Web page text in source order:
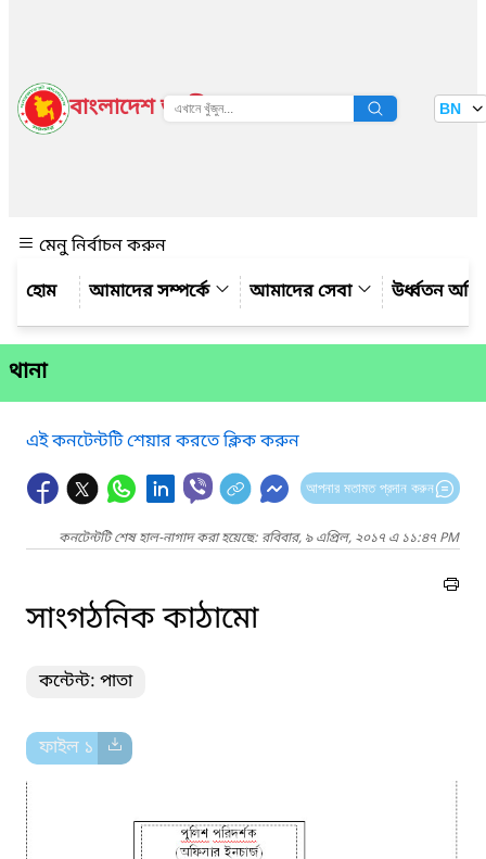
বাংলাদেশ জাতীয় তথ্য বাতায়ন BN
মেনু নির্বাচন করুন
আমাদের সম্পর্কে
আমাদের সেবা উর্ধ্বতন
থানা
এই কনটেন্টটি শেয়ার করতে ক্লিক করুন
আপনার মতামত প্রদান করুন
কনটেন্টটি শেষ হাল-নাগাদ করা হয়েছে: রবিবার, ৯ এপ্রিল, ২০১৭ এ ১১:৪৭ PM
সাংগঠনিক কাঠামো
কন্টেন্ট: পাতা
ফাইল ১